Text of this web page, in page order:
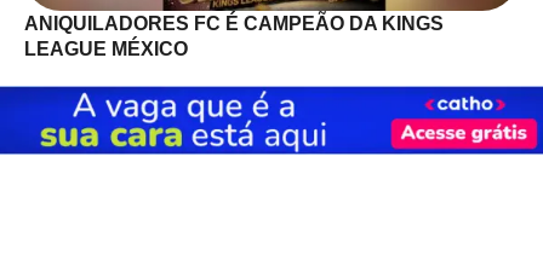
ANIQUILADORES FC É CAMPEÃO DA KINGS
LEAGUE MÉXICO